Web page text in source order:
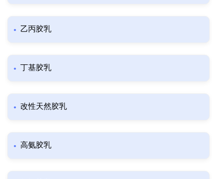
乙丙胶乳
丁基胶乳
改性天然胶乳
高氨胶乳